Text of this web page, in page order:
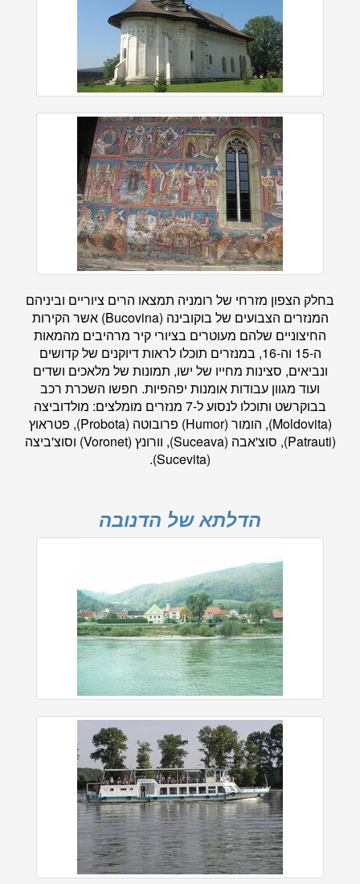
בחלק הצפון מזרחי של רומניה תמצאו הרים ציוריים וביניהם
המנזרים הצבועים של בוקובינה (Bucovina) אשר הקירות
החיצוניים שלהם מעוטרים בציורי קיר מרהיבים מהמאות
ה-15 וה-16, במנזרים תוכלו לראות דיוקנים של קדושים
ונביאים, סצינות מחייו של ישו, תמונות של מלאכים ושדים
ועוד מגוון עבודות אומנות יפהפיות. חפשו השכרת רכב
בבוקרשט ותוכלו לנסוע ל-7 מנזרים מומלצים: מולדוביצה
(Moldovita), הומור (Humor) פרובוטה (Probota), פטראוץ
(Patrauti), סוצ'אבה (Suceava), וורונץ (Voronet) וסוצ'ביצה
(Sucevita).
הדלתא של הדנובה